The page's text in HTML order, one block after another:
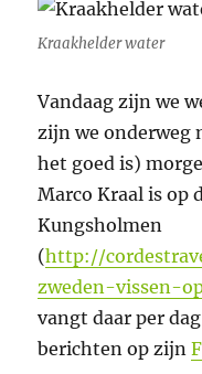
Kraakhelder water
Vandaag zijn we
zijn we onderweg
het goed is)
Marco Kraal is
Kungsholmen
(http://
zweden-vissen-
vangt daar per
berichten op zijn